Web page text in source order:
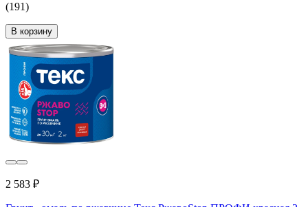
(191)
В корзину
2 583 ₽